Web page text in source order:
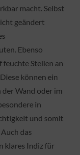
macht. Selbst
geändert
Ebenso
Stellen an
können ein
Wand oder im
in
und somit
das
klares Indiz für